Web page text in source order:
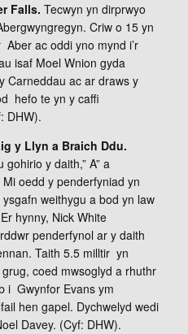
Falls. Tecwyn yn dirprwyo
Criw o 15 yn
ac oddi yno mynd i’r
isaf Moel Wnion gyda
Carneddau ac ar draws y
hefo te yn y caffi
DHW).
y Llyn a Braich Ddu.
y daith,” A” a
oedd y penderfyniad yn
weithygu a bod yn law
hynny, Nick White
penderfynol ar y daith
Taith 5.5 milltir yn
coed mwsoglyd a rhuthr
i Gwynfor Evans ym
hen gapel. Dychwelyd wedi
Davey. (Cyf: DHW).